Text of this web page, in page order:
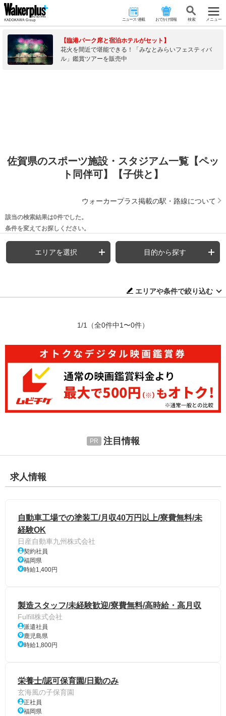
ニュース･連載 おでかけ情報 検 索 メニュー
【臨港パーク席と宿泊ホテルがセット】
花火を間近で堪能できる！「みなとみらいフェスティバ
ル」鑑賞ツアーを販売中
佐賀県のスポーツ施設・スタジアム一覧【ペッ
ト同伴可】【子供と】
ウォーカープラス掲載の駅・路線について
該当の検索結果は0件でした。
条件を変えてお探しください。
エリアを選択 目的から探す
エリアや条件で絞り込む
1/1 （全0件中1〜0件）
注目情報
求人情報
自動車工場での塗装工/月収40万円以上/寮費無料/未
経験OK
日産自動車九州株式会社
契約社員
福岡県
時給1,400円
製造スタッフ/未経験歓迎/寮費無料/高時給・高月収
Fulfill株式会社
派遣社員
鹿児島県
時給1,800円
栄養士/認可保育園/日勤のみ
玄海風の子保育園
正社員
福岡県